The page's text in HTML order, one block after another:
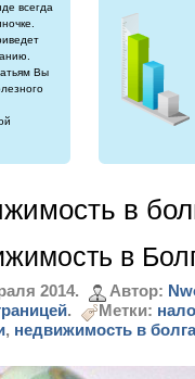
всегда
Вы
в
в
2014. Автор:
. Метки:
, недвижимость в